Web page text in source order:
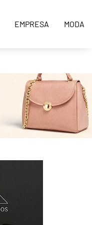
EMPRESA MODA